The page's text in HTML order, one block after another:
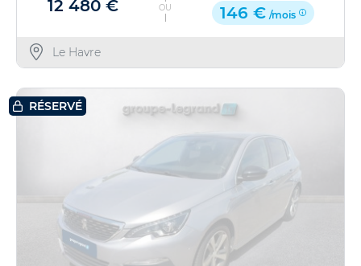
12 480 € OU 146 € /mois
Le Havre
RÉSERVÉ